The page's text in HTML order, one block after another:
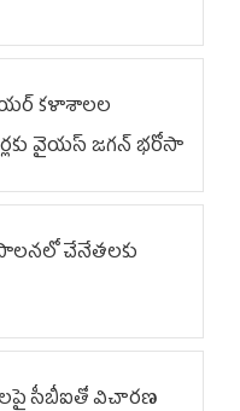
కళాశాలల
వైయ‌స్ జగన్ భరోసా
చేనేతలకు
సీబీఐతో విచారణ